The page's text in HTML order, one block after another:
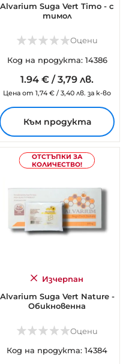
Alvarium Suga Vert Timo - с
тимол
Оцени
Код на продукта: 14386
1.94 € /3,79 лв.
Цена от 1,74€ /3,40 лв. за к-во
Към продукта
ОТСТЪПКИ ЗА
КОЛИЧЕСТВО!
Изчерпан
Alvarium Suga Vert Nature -
Обикновенна
Оцени
Код на продукта: 14384